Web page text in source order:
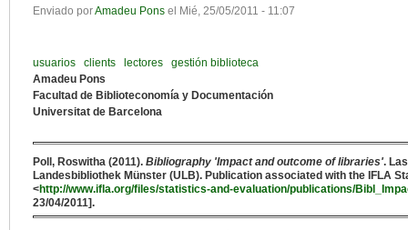
Enviado porAmadeu Pons el Mié, 25/05/2011 - 11:07
usuarios clients lectores
gestión biblioteca
Amadeu Pons
Facultad de Biblioteconomía y Documentación
Universitat de Barcelona
Poll, Roswitha (2011). Bibliography 'Impact and outcome of libraries'.
Landesbibliothek Münster (ULB). Publication associated with the IFLA
<http://www.ifla.org/files/statistics-and-evaluation/publications/
23/04/2011].